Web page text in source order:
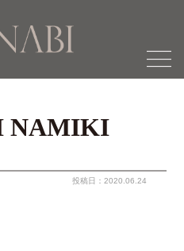
menu
NAMIKI
投稿日：2020.06.24